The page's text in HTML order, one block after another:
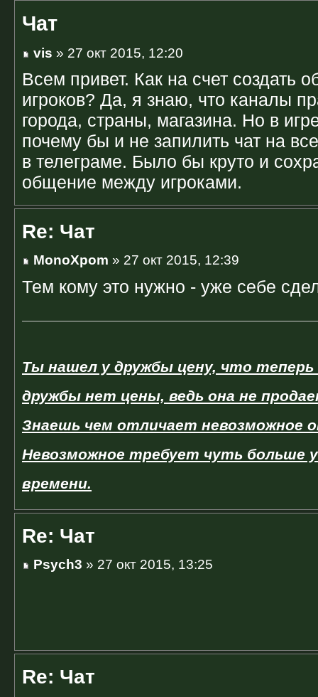
Чат
vis » 27 окт 2015, 12:20
Всем привет. Как на счет создать
игроков? Да, я знаю, что каналы
города, страны, магазина. Но в
почему бы и не запилить чат на
в телеграме. Было бы круто и
общение между игроками.
Re: Чат
MonoXpom » 27 окт 2015, 12:39
Тем кому это нужно - уже себе
Ты нашел у дружбы цену, что
дружбы нет цены, ведь она не
Знаешь чем отличает невозможное
Невозможное требует чуть больше
времени.
Re: Чат
Psych3 » 27 окт 2015, 13:25
Re: Чат